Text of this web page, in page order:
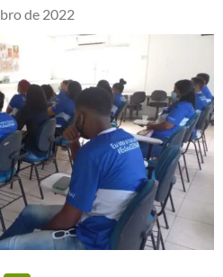
de 2022